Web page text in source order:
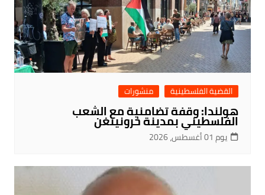
القضية الفلسطينية منشورات
هولندا: وقفة تضامنية مع الشعب
الفلسطيني بمدينة خرونينغن
يوم 01 أغسطس، 2026